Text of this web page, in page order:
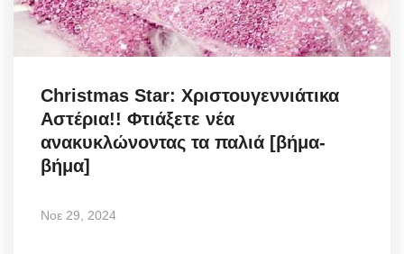
Christmas Star: Χριστουγεννιάτικα
Αστέρια!! Φτιάξετε νέα
ανακυκλώνοντας τα παλιά [βήμα-
βήμα]
Νοε 29, 2024